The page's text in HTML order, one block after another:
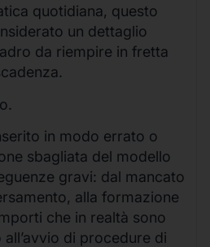
quotidiana, questo
un dettaglio
da riempire in fretta
in modo errato o
sbagliata del modello
gravi: dal mancato
alla formazione
che in realtà sono
di procedure di